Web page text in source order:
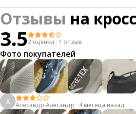
Отзывы на
3.52 оценки · 1 отзыв
Фото покупателей
А Алесандр Алесандр · 4 месяца назад